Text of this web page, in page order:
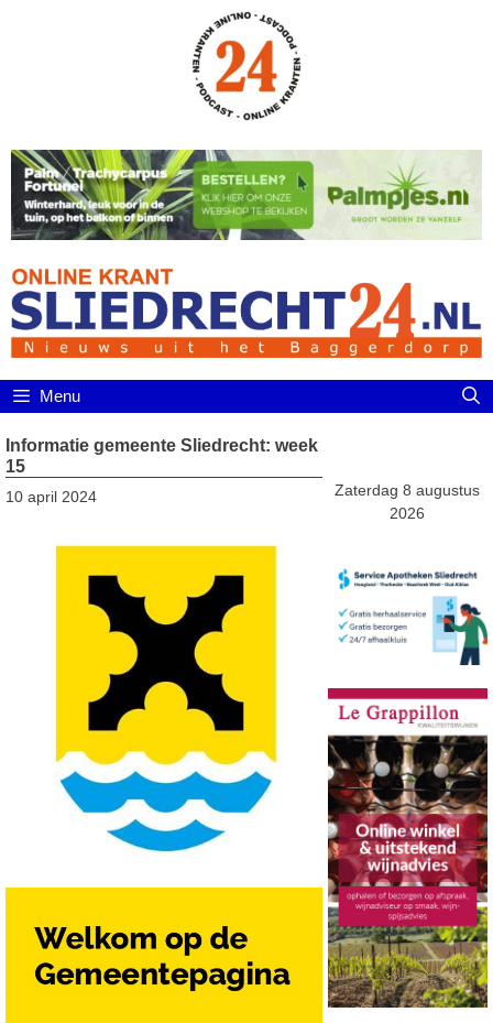
Menu
Informatie gemeente Sliedrecht: week
15
10 april 2024
Zaterdag 8 augustus
2026